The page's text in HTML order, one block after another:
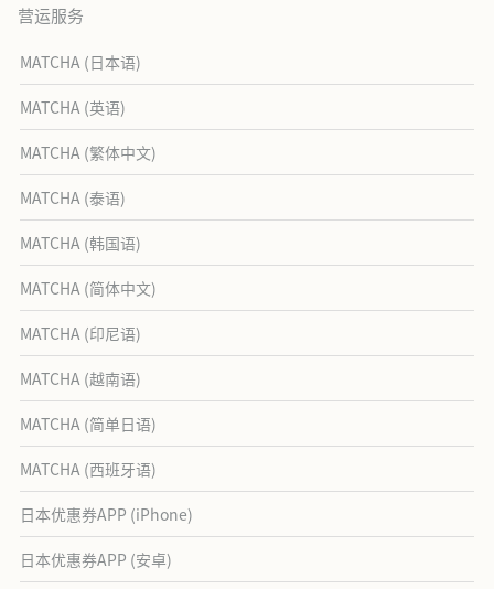
营运服务
MATCHA (日本语)
MATCHA (英语)
MATCHA (繁体中文)
MATCHA (泰语)
MATCHA (韩国语)
MATCHA (简体中文)
MATCHA (印尼语)
MATCHA (越南语)
MATCHA (简单日语)
MATCHA (西班牙语)
日本优惠券APP (iPhone)
日本优惠券APP (安卓)